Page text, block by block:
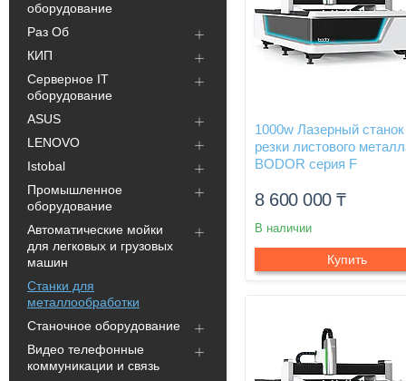
оборудование
Раз Об
КИП
Серверное IT
оборудование
ASUS
LENOVO
Istobal
Промышленное
оборудование
Автоматические мойки
для легковых и грузовых
машин
Станки для
металлообработки
Станочное оборудование
Видео телефонные
коммуникации и связь
1000w Лазерный
резки листового
BODOR серия F
8 600 000₸
В наличии
Купить